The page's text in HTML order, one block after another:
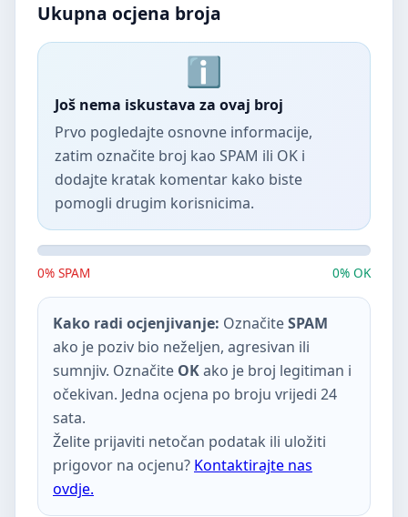
Ukupna ocjena broja
Još nema iskustava za ovaj broj
Prvo pogledajte osnovne informacije,
zatim označite broj kao SPAM ili OK i
dodajte kratak komentar kako biste
pomogli drugim korisnicima.
0% SPAM 0% OK
Kako radi ocjenjivanje: OznačiteSPAM
ako je poziv bio neželjen, agresivan ili
sumnjiv. Označite OKako je broj legitiman i
očekivan. Jedna ocjena po broju vrijedi 24
sata.
Želite prijaviti netočan podatak ili uložiti
prigovor na ocjenu? Kontaktirajte nas
ovdje.